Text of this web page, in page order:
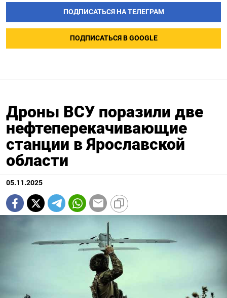
ПОДПИСАТЬСЯ НА ТЕЛЕГРАМ
ПОДПИСАТЬСЯ В GOOGLE
Дроны ВСУ поразили две
нефтеперекачивающие
станции в Ярославской
области
05.11.2025